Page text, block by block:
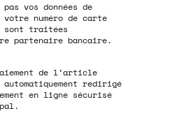
vos données de
numéro de carte
sont traitées
partenaire bancaire.
de l’article
automatiquement redirigé
en ligne sécurisé